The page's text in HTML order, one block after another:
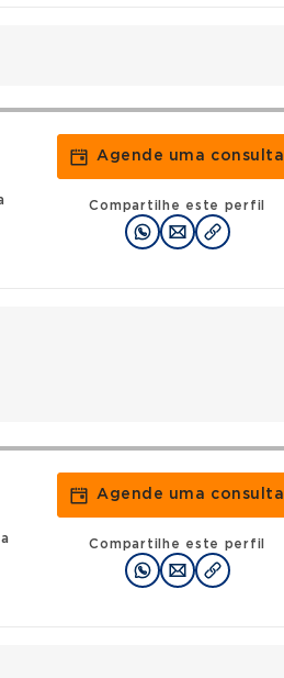
Agende uma consulta
Compartilhe este perfil
Agende uma consulta
Compartilhe este perfil